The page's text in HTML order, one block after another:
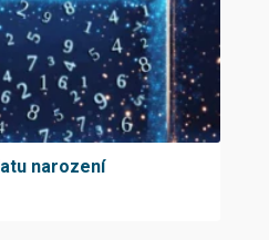
narození